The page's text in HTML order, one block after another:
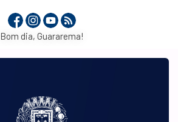
Bom dia, Guararema!